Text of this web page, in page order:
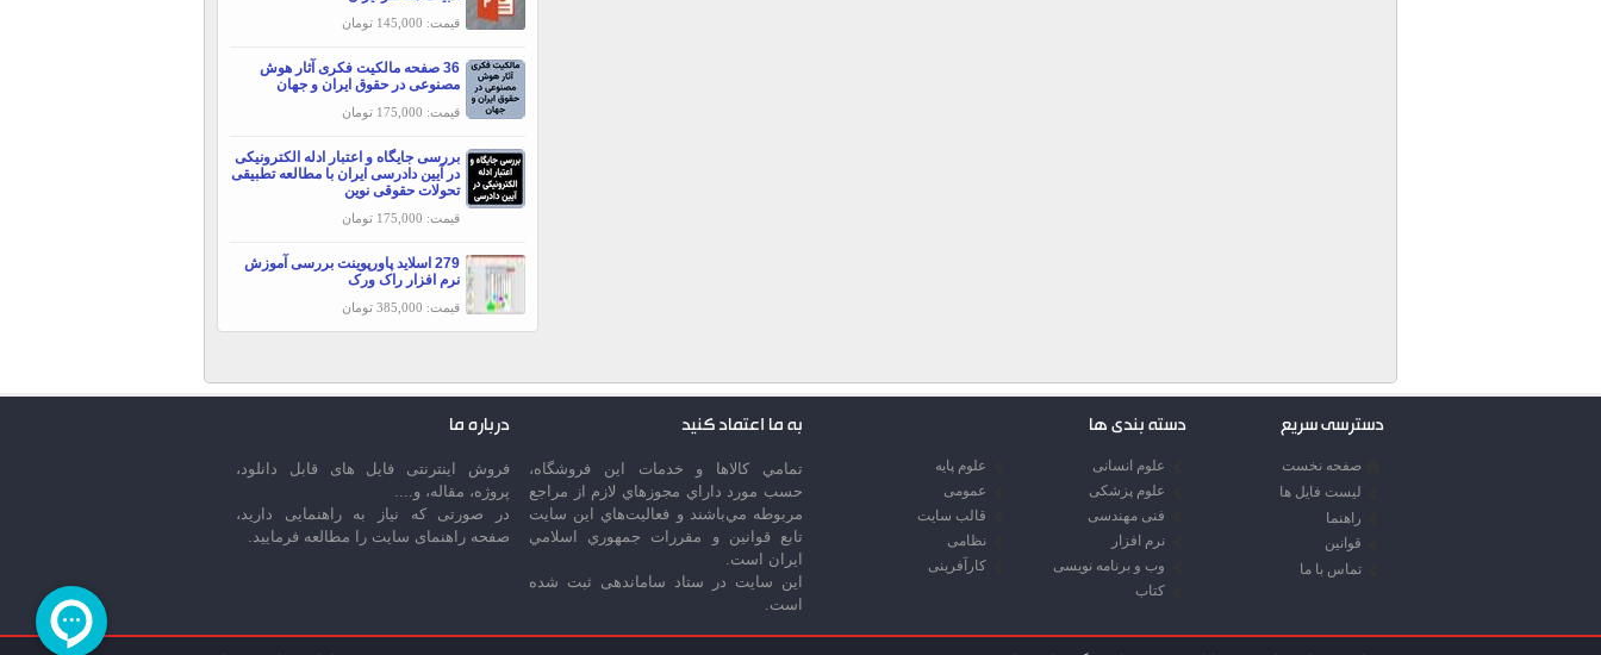
قیمت: 145,000 تومان
36 صفحه مالکیت فکری آثار هوش
مصنوعی در حقوق ایران و جهان
قیمت: 175,000 تومان
بررسی جایگاه و اعتبار ادله الکترونیکی
در آیین دادرسی ایران با مطالعه تطبیقی
تحولات حقوقی نوین
قیمت: 175,000 تومان
279 اسلاید پاورپوینت بررسی آموزش
نرم افزار راک ورک
قیمت: 385,000 تومان
دسترسی سریع
صفحه نخست
لیست فایل ها
راهنما
قوانین
تماس با ما
دسته بندی ها
علوم انسانی
علوم پایه
علوم پزشکی
عمومی
فنی مهندسی
قالب سایت
نرم افزار
نظامی
وب و برنامه نویسی
کارآفرینی
کتاب
به ما اعتماد کنید
تمامي كالاها و خدمات اين فروشگاه،
حسب مورد داراي مجوزهاي لازم از مراجع
مربوطه مي‌باشند و فعاليت‌هاي اين سايت
تابع قوانين و مقررات جمهوري اسلامي
ايران است.
این سایت در ستاد ساماندهی ثبت شده
است.
درباره ما
فروش اینترنتی فایل های قابل دانلود،
پروژه، مقاله، و....
در صورتی که نیاز به راهنمایی دارید،
صفحه راهنمای سایت را مطالعه فرمایید.